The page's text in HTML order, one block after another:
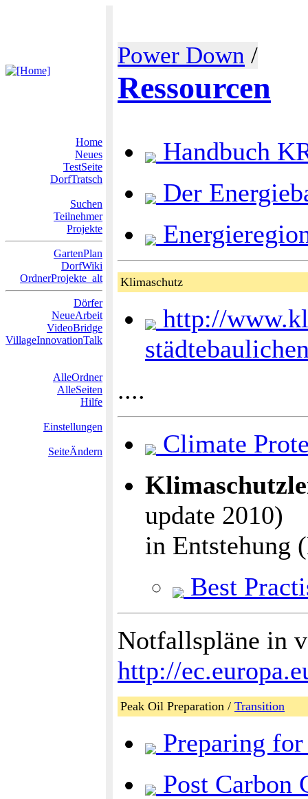
Power Down /
Ressourcen
Home
Neues
TestSeite
DorfTratsch
Suchen
Teilnehmer
Projekte
GartenPlan
DorfWiki
OrdnerProjekte_alt
Dörfer
NeueArbeit
VideoBridge
VillageInnovationTalk
AlleOrdner
AlleSeiten
Hilfe
Einstellungen
SeiteÄndern
Handbuch
Der
Klimaschutz
http://
....
Climate
update 2010)
in Entstehung
Best
Notfallspläne in
http://
Peak Oil Preparation / Transition
Preparing
Post Carbon